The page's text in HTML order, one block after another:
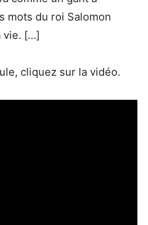
mots du roi Salomon
vie. […]
cliquez sur la vidéo.